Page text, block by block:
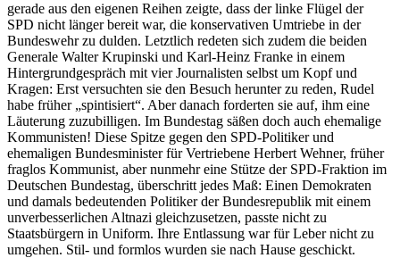
gerade aus den eigenen Reihen zeigte, dass der linke Flügel der
SPD nicht länger bereit war, die konservativen Umtriebe in der
Bundeswehr zu dulden. Letztlich redeten sich zudem die beiden
Generale Walter Krupinski und Karl-Heinz Franke in einem
Hintergrundgespräch mit vier Journalisten selbst um Kopf und
Kragen: Erst versuchten sie den Besuch herunter zu reden, Rudel
habe früher „spintisiert“. Aber danach forderten sie auf, ihm eine
Läuterung zuzubilligen. Im Bundestag säßen doch auch ehemalige
Kommunisten! Diese Spitze gegen den SPD-Politiker und
ehemaligen Bundesminister für Vertriebene Herbert Wehner, früher
fraglos Kommunist, aber nunmehr eine Stütze der SPD-Fraktion im
Deutschen Bundestag, überschritt jedes Maß: Einen Demokraten
und damals bedeutenden Politiker der Bundesrepublik mit einem
unverbesserlichen Altnazi gleichzusetzen, passte nicht zu
Staatsbürgern in Uniform. Ihre Entlassung war für Leber nicht zu
umgehen. Stil- und formlos wurden sie nach Hause geschickt.